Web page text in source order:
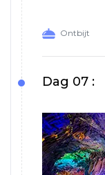
Ontbijt
Dag 07 :